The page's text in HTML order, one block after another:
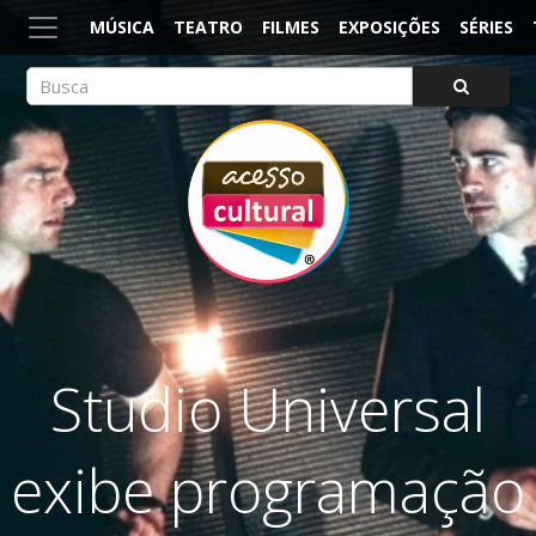
MÚSICA TEATRO FILMES EXPOSIÇÕES SÉRIES
ACESSO CULTURAL
Arte, Cultura Pop e Entretenimento
Studio Universal
exibe programação